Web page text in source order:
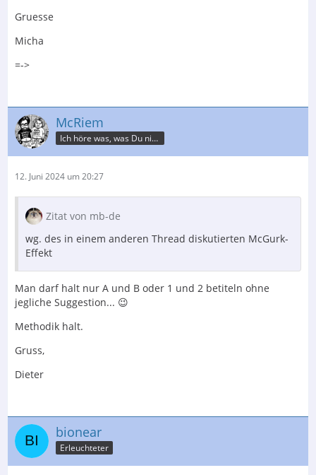
Gruesse
Micha
=->
McRiem
Ich höre was, was Du nicht misst.
12. Juni 2024 um 20:27
Zitat von mb-de
wg. des in einem anderen Thread diskutierten McGurk-
Effekt
Man darf halt nur A und B oder 1 und 2 betiteln ohne
jegliche Suggestion... 😉
Methodik halt.
Gruss,
Dieter
bionear
Erleuchteter